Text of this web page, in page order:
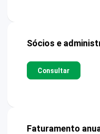
Sócios e
Consultar
Faturamento